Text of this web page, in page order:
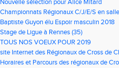
Nouvelle sélection pour Alice Mitard
Championnats Régionaux C/J/E/S en
mercredi à 9h00
Baptiste Guyon élu Espoir masculin 2018
Stage de Ligue à Rennes (35)
TOUS NOS VOEUX POUR 2019
site Internet des Régionaux de Cross de
Horaires et Parcours des régionaux de